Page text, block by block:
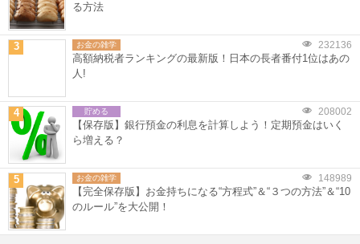
る方法
3 お金の雑学 232136
高額納税者ランキングの最新版！日本の長者番付1位はあの
人!
4 貯める 208002
【保存版】銀行預金の利息を計算しよう！定期預金はいく
ら増える？
5 お金の雑学 148989
【完全保存版】お金持ちになる“方程式”＆“３つの方法”＆“10
のルール”を大公開！